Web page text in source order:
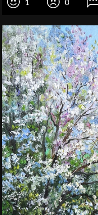
1 0